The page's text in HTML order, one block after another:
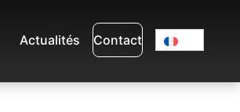
Actualités Contact